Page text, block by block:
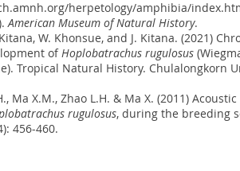
herpetology/amphibia/
American Museum of Natural History.
W. Khonsue, and J. Kitana. (2021)
of Hoplobatrachus rugulosus
Tropical Natural History. Chulalongkorn
Ma X.M., Zhao L.H. & Ma X. (2011)
rugulosus, during the breeding
456-460.